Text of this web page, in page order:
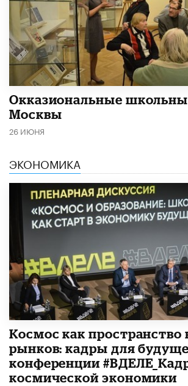
​Окказиональные
Москвы
26 ИЮНЯ
ЭКОНОМИКА
Космос как пространство
рынков: кадры для
конференции
космической экономики